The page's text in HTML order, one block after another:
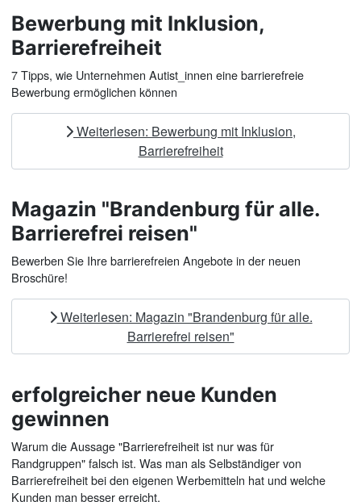
Bewerbung mit Inklusion,
Barrierefreiheit
7 Tipps, wie Unternehmen Autist_innen eine barrierefreie
Bewerbung ermöglichen können
Weiterlesen: Bewerbung mit Inklusion,
Barrierefreiheit
Magazin "Brandenburg für alle.
Barrierefrei reisen"
Bewerben Sie Ihre barrierefreien Angebote in der neuen
Broschüre!
Weiterlesen: Magazin "Brandenburg für alle.
Barrierefrei reisen"
erfolgreicher neue Kunden
gewinnen
Warum die Aussage "Barrierefreiheit ist nur was für
Randgruppen" falsch ist. Was man als Selbständiger von
Barrierefreiheit bei den eigenen Werbemitteln hat und welche
Kunden man besser erreicht,